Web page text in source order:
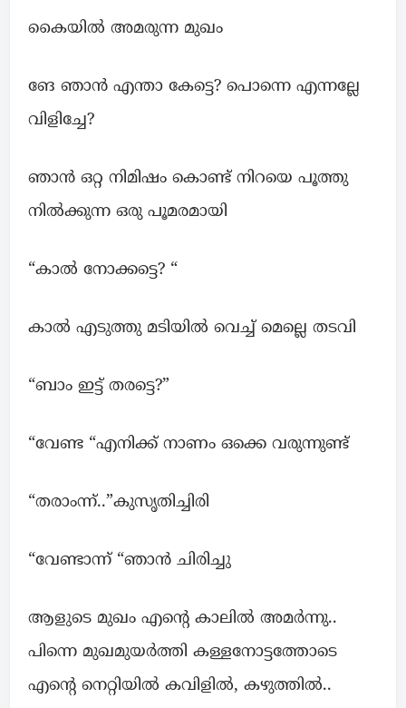
കൈയിൽ അമരുന്ന മുഖം
ങേ ഞാൻ എന്താ കേട്ടെ? പൊന്നെ എന്നല്ലേ
വിളിച്ചേ?
ഞാൻ ഒറ്റ നിമിഷം കൊണ്ട് നിറയെ പൂത്തു
നിൽക്കുന്ന ഒരു പൂമരമായി
“കാൽ നോക്കട്ടെ? “
കാൽ എടുത്തു മടിയിൽ വെച്ച് മെല്ലെ തടവി
“ബാം ഇട്ട് തരട്ടെ?”
“വേണ്ട “എനിക്ക് നാണം ഒക്കെ വരുന്നുണ്ട്
“തരാംന്ന്..”കുസൃതിച്ചിരി
“വേണ്ടാന്ന് “ഞാൻ ചിരിച്ചു
ആളുടെ മുഖം എന്റെ കാലിൽ അമർന്നു..
പിന്നെ മുഖമുയർത്തി കള്ളനോട്ടത്തോടെ
എന്റെ നെറ്റിയിൽ കവിളിൽ, കഴുത്തിൽ..